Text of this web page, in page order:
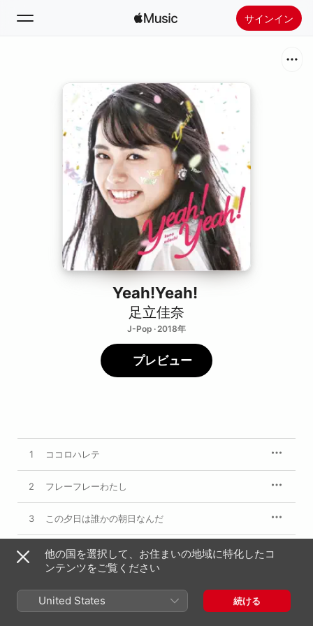
サインイン
新着おすすめ
ラジオ
Apple Musicをインストール
Yeah!Yeah!
足立佳奈
J-Pop · 2018年
プレビュー
1 ココロハレテ
2 フレーフレーわたし
3 この夕日は誰かの朝日なんだ
4 チェンジっ!
6 私今あなたに恋をしています
他の国を選択して、お住まいの地域に特化したコ
ンテンツをご覧ください
United States 続ける